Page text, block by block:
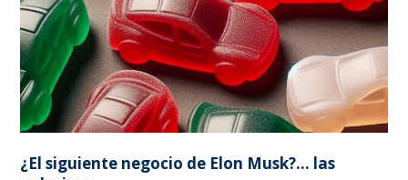
¿El siguiente negocio de Elon Musk?… las